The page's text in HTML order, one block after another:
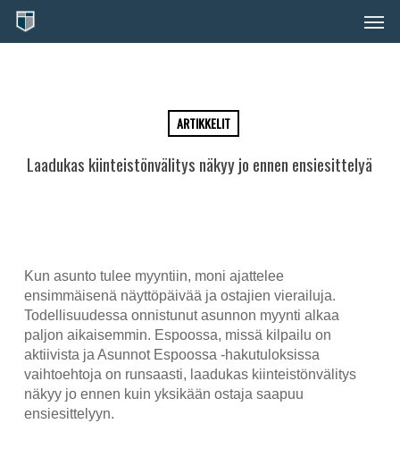
Skip
main
ARTIKKELIT
Laadukas kiinteistönvälitys näkyy jo ennen ensiesittelyä
Kun asunto tulee myyntiin, moni ajattelee
ensimmäisenä näyttöpäivää ja ostajien vierailuja.
Todellisuudessa onnistunut asunnon myynti alkaa
paljon aikaisemmin. Espoossa, missä kilpailu on
aktiivista ja Asunnot Espoossa -hakutuloksissa
vaihtoehtoja on runsaasti, laadukas kiinteistönvälitys
näkyy jo ennen kuin yksikään ostaja saapuu
ensiesittelyyn.